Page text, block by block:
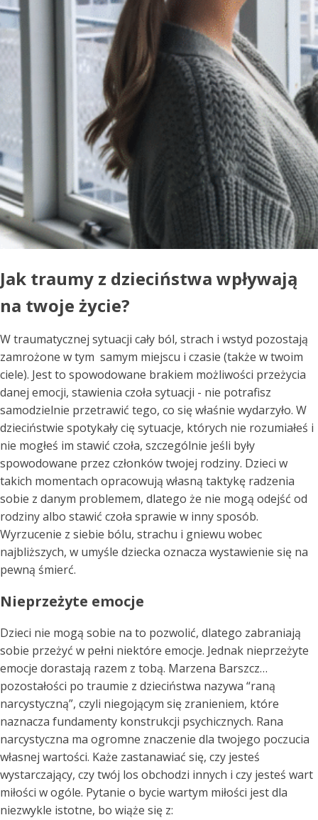
Jak traumy z dzieciństwa wpływają
na twoje życie?
W traumatycznej sytuacji cały ból, strach i wstyd pozostają
zamrożone w tym samym miejscu i czasie (także w twoim
ciele). Jest to spowodowane brakiem możliwości przeżycia
danej emocji, stawienia czoła sytuacji - nie potrafisz
samodzielnie przetrawić tego, co się właśnie wydarzyło. W
dzieciństwie spotykały cię sytuacje, których nie rozumiałeś i
nie mogłeś im stawić czoła, szczególnie jeśli były
spowodowane przez członków twojej rodziny. Dzieci w
takich momentach opracowują własną taktykę radzenia
sobie z danym problemem, dlatego że nie mogą odejść od
rodziny albo stawić czoła sprawie w inny sposób.
Wyrzucenie z siebie bólu, strachu i gniewu wobec
najbliższych, w umyśle dziecka oznacza wystawienie się na
pewną śmierć.
Nieprzeżyte emocje
Dzieci nie mogą sobie na to pozwolić, dlatego zabraniają
sobie przeżyć w pełni niektóre emocje. Jednak nieprzeżyte
emocje dorastają razem z tobą. Marzena Barszcz…
pozostałości po traumie z dzieciństwa nazywa “raną
narcystyczną”, czyli niegojącym się zranieniem, które
naznacza fundamenty konstrukcji psychicznych. Rana
narcystyczna ma ogromne znaczenie dla twojego poczucia
własnej wartości. Każe zastanawiać się, czy jesteś
wystarczający, czy twój los obchodzi innych i czy jesteś wart
miłości w ogóle. Pytanie o bycie wartym miłości jest dla
niezwykle istotne, bo wiąże się z: